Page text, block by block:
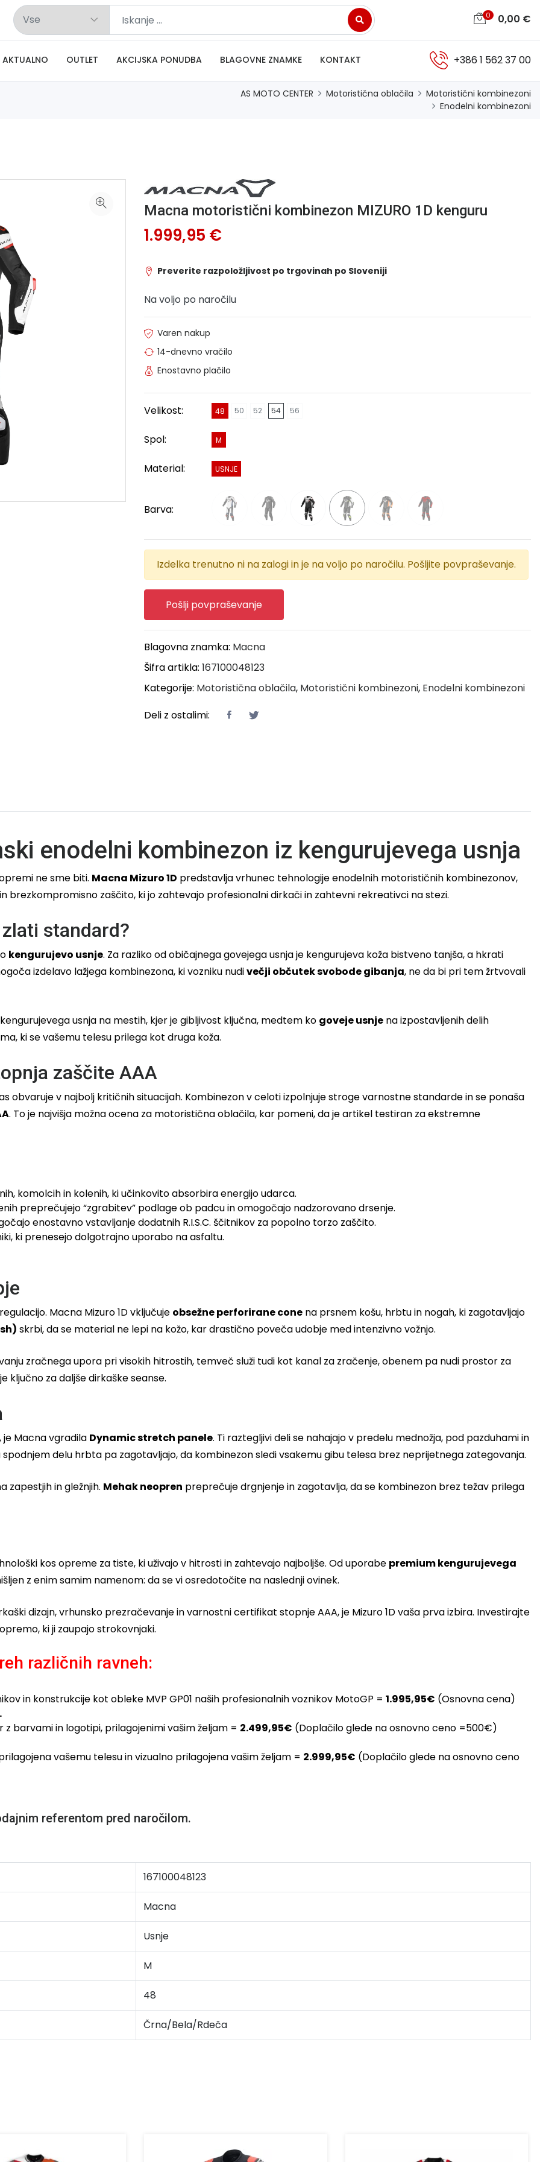
0 0,00 €
AKTUALNO OUTLET AKCIJSKA PONUDBA BLAGOVNE ZNAMKE KONTAKT +386 1 562 37 00
AS MOTO CENTER Motoristična oblačila
Motoristični kombinezoni
Enodelni kombinezoni
Macna motoristični kombinezon MIZURO 1D kenguru
1.999,95 €
Preverite razpoložljivost po trgovinah po Sloveniji
Na voljo po naročilu
Varen nakup
14-dnevno vračilo
Enostavno plačilo
Velikost: 48 50 52 54 56
Spol: M
Material: USNJE
Barva:
Izdelka trenutno ni na zalogi in je na voljo po naročilu. Pošljite povpraševanje.
Pošlji povpraševanje
Blagovna znamka: Macna
Šifra artikla: 167100048123
Kategorije: Motoristična oblačila, Motoristični kombinezoni, Enodelni kombinezoni
Deli z ostalimi:
enodelni kombinezon iz kengurujevega usnja
ne sme biti. Macna Mizuro 1D predstavlja vrhunec tehnologije enodelnih motorističnih kombinezonov,
brezkompromisno zaščito, ki jo zahtevajo profesionalni dirkači in zahtevni rekreativci na stezi.
standard?
kengurujevo usnje. Za razliko od običajnega govejega usnja je kengurujeva koža bistveno tanjša, a hkrati
izdelavo lažjega kombinezona, ki vozniku nudivečji občutek svobode gibanja, ne da bi pri tem žrtvovali
usnja na mestih, kjer je gibljivost ključna, medtem ko goveje usnje na izpostavljenih delih
ki se vašemu telesu prilega kot druga koža.
zaščite AAA
obvaruje v najbolj kritičnih situacijah. Kombinezon v celoti izpolnjuje stroge varnostne standarde in se ponaša
. To je najvišja možna ocena za motoristična oblačila, kar pomeni, da je artikel testiran za ekstremne
komolcih in kolenih, ki učinkovito absorbira energijo udarca.
preprečujejo “zgrabitev” podlage ob padcu in omogočajo nadzorovano drsenje.
enostavno vstavljanje dodatnih R.I.S.C. ščitnikov za popolno torzo zaščito.
ki prenesejo dolgotrajno uporabo na asfaltu.
Macna Mizuro 1D vključuje obsežne perforirane cone na prsnem košu, hrbtu in nogah, ki zagotavljajo
skrbi, da se material ne lepi na kožo, kar drastično poveča udobje med intenzivno vožnjo.
zračnega upora pri visokih hitrostih, temveč služi tudi kot kanal za zračenje, obenem pa nudi prostor za
ključno za daljše dirkaške seanse.
Macna vgradila Dynamic stretch panele. Ti raztegljivi deli se nahajajo v predelu mednožja, pod pazduhami in
delu hrbta pa zagotavljajo, da kombinezon sledi vsakemu gibu telesa brez neprijetnega zategovanja.
zapestjih in gležnjih. Mehak neopren preprečuje drgnjenje in zagotavlja, da se kombinezon brez težav prilega
kos opreme za tiste, ki uživajo v hitrosti in zahtevajo najboljše. Od uporabe premium kengurujevega
z enim samim namenom: da se vi osredotočite na naslednji ovinek.
dizajn, vrhunsko prezračevanje in varnostni certifikat stopnje AAA, je Mizuro 1D vaša prva izbira. Investirajte
ki ji zaupajo strokovnjaki.
različnih ravneh:
in konstrukcije kot obleke MVP GP01 naših profesionalnih voznikov MotoGP = 1.995,95€ (Osnovna cena)
barvami in logotipi, prilagojenimi vašim željam = 2.499,95€ (Doplačilo glede na osnovno ceno =500€)
vašemu telesu in vizualno prilagojena vašim željam = 2.999,95€ (Doplačilo glede na osnovno ceno
referentom pred naročilom.
167100048123
Macna
Usnje
M
48
Črna/Bela/Rdeča